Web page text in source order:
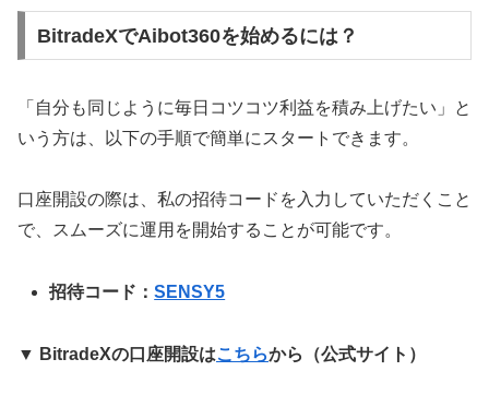
BitradeXでAibot360を始めるには？
「自分も同じように毎日コツコツ利益を積み上げたい」と
いう方は、以下の手順で簡単にスタートできます。
口座開設の際は、私の招待コードを入力していただくこと
で、スムーズに運用を開始することが可能です。
招待コード：SENSY5
▼ BitradeXの口座開設はこちらから（公式サイト）